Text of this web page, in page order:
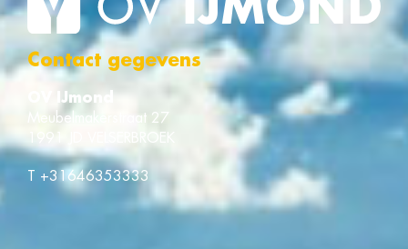
Contact gegevens
OV IJmond
Meubelmakerstraat 27
1991 JD VELSERBROEK
T +31646353333